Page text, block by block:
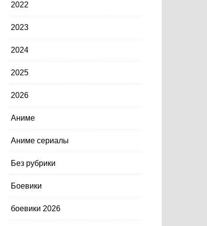
2022
2023
2024
2025
2026
Аниме
Аниме сериалы
Без рубрики
Боевики
боевики 2026